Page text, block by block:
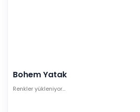
Bohem Yatak
Renkler yükleniyor…